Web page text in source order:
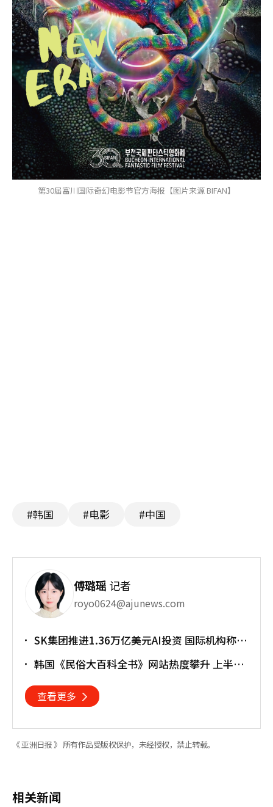
第30届富川国际奇幻电影节官方海报【图片来源 BIFAN】
#韩国 #电影 #中国
傅璐瑶 记者
royo0624@ajunews.com
SK集团推进1.36万亿美元AI投资 国际机构称将
韩国《民俗大百科全书》网站热度攀升 上半年
查看更多
《 亚洲日报 》 所有作品受版权保护，未经授权，禁止转载。
相关新闻